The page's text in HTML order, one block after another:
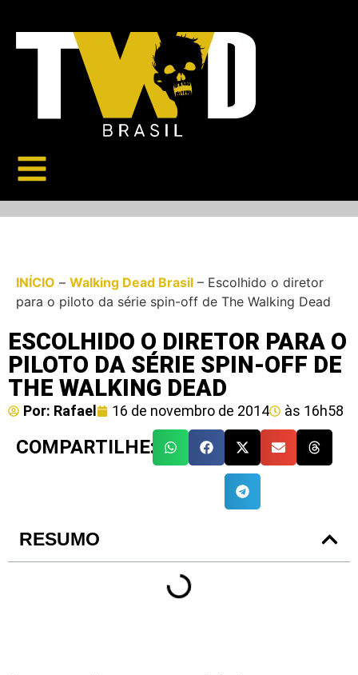
INÍCIO – Walking Dead Brasil – Escolhido o diretor
para o piloto da série spin-off de The Walking Dead
ESCOLHIDO O DIRETOR PARA O
PILOTO DA SÉRIE SPIN-OFF DE
THE WALKING DEAD
Por: Rafael 16 de novembro de 2014 às 16h58
COMPARTILHE:
RESUMO